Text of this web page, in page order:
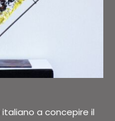
a concepire il